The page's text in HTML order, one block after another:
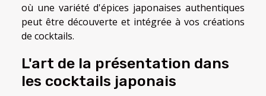
où une variété d'épices japonaises authentiques
peut être découverte et intégrée à vos créations
de cocktails.
L'art de la présentation dans
les cocktails japonais